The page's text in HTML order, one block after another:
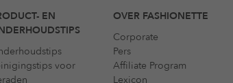
EN
voor
OVER FASHIONETTE
Corporate
Pers
Affiliate Program
Lexicon